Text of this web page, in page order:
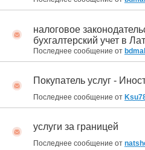
налоговое
бухгалтерский учет в
Последнее сообщение от
Покупатель услуг -
Последнее сообщение от
услуги за границей
Последнее сообщение от